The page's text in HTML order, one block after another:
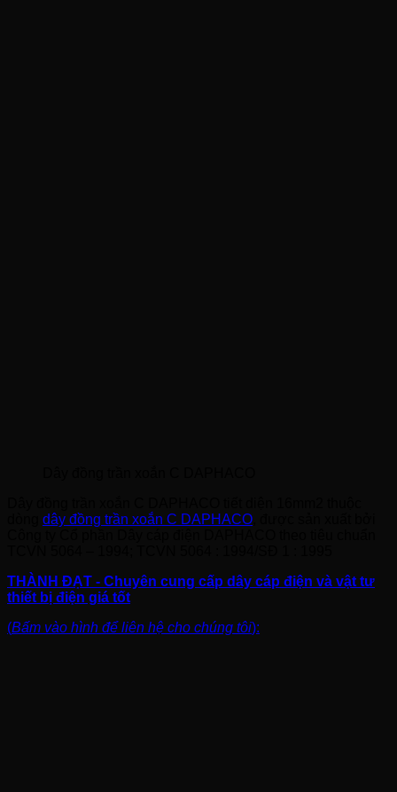
dây đồng trần xoắn C DAPHACO
THÀNH ĐẠT - Chuyên cung cấp dây cáp điện và vật tư
thiết bị điện giá tốt
(Bấm vào hình để liên hệ cho chúng tôi):